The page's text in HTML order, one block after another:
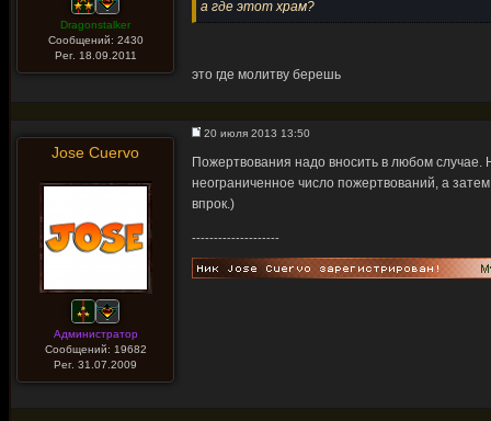
Dragonstalker
Сообщений: 2430
Рег. 18.09.2011
а где этот храм?
это где молитву берешь
Jose Cuervo
Администратор
Сообщений: 19682
Рег. 31.07.2009
20 июля 2013 13:50
Пожертвования надо вносить в любом
неограниченное число пожертвований, а
впрок.)
--------------------